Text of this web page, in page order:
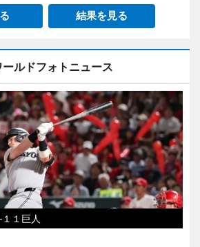
結果を見る
ールドフォトニュース
１巨人